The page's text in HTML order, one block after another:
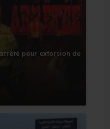
pour extorsion de